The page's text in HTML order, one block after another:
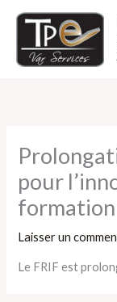
contenu
pour
Laisser un
Le FRIF est